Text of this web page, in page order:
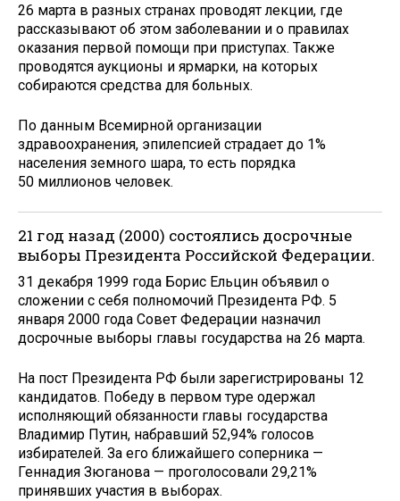
26 марта в разных странах проводят лекции, где
рассказывают об этом заболевании и о правилах
оказания первой помощи при приступах. Также
проводятся аукционы и ярмарки, на которых
собираются средства для больных.
По данным Всемирной организации
здравоохранения, эпилепсией страдает до 1%
населения земного шара, то есть порядка
50 миллионов человек.
21 год назад (2000) состоялись досрочные
выборы Президента Российской Федерации.
31 декабря 1999 года Борис Ельцин объявил о
сложении с себя полномочий Президента РФ. 5
января 2000 года Совет Федерации назначил
досрочные выборы главы государства на 26 марта.
На пост Президента РФ были зарегистрированы 12
кандидатов. Победу в первом туре одержал
исполняющий обязанности главы государства
Владимир Путин, набравший 52,94% голосов
избирателей. За его ближайшего соперника —
Геннадия Зюганова — проголосовали 29,21%
принявших участия в выборах.